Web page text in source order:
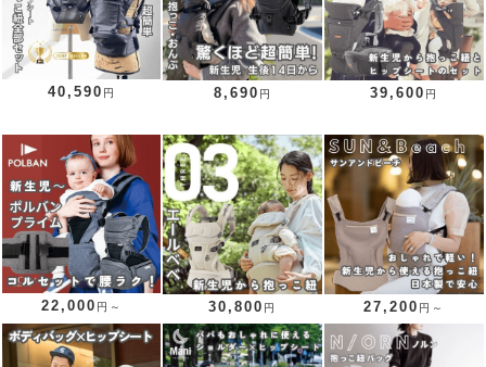
40,590 円 8,690 円 39,600 円
22,000 円～ 30,800 円 27,200 円～